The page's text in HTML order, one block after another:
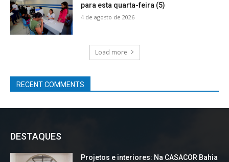
para esta quarta-feira (5)
4 de agosto de 2026
Load more
RECENT COMMENTS
DESTAQUES
Projetos e interiores: Na CASACOR Bahia